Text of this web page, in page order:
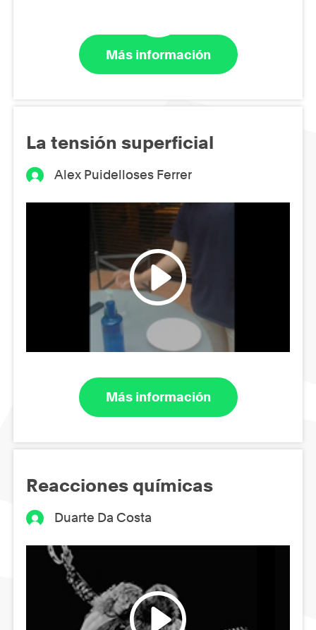
Más información
La tensión superficial
Alex Puidelloses Ferrer
Más información
Reacciones químicas
Duarte Da Costa